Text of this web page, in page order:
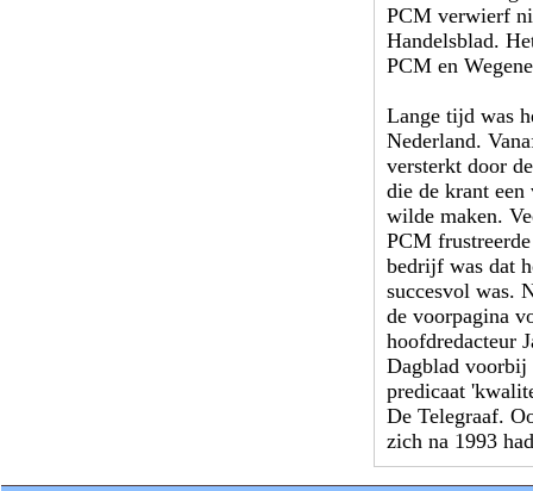
PCM verwierf
Handelsblad.
PCM en
Lange tijd was
Nederland.
versterkt door
die de krant
wilde maken.
PCM
bedrijf was dat
succesvol was.
de voorpagina
hoofdredacteur
Dagblad voorbij
predicaat
De Telegraaf.
zich na 1993